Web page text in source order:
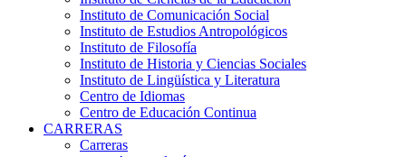
Instituto de Comunicación Social
Instituto de Estudios Antropológicos
Instituto de Filosofía
Instituto de Historia y Ciencias Sociales
Instituto de Lingüística y Literatura
Centro de Idiomas
Centro de Educación Continua
CARRERAS
Carreras